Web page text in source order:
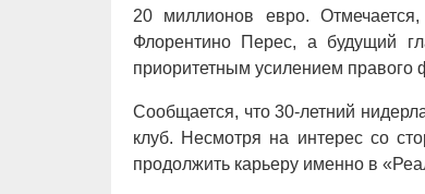
20 миллионов евро.
Флорентино Перес, а будущий
приоритетным усилением правого
Сообщается, что 30-летний
клуб. Несмотря на интерес со
продолжить карьеру именно в